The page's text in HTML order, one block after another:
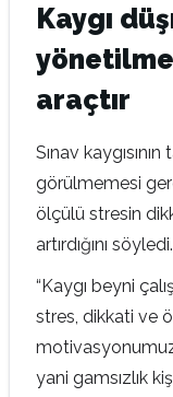
Kaygı
araçtır
Sınav
görülmemesi
ölçülü stresin
artırdığını söyledi.
“Kaygı beyni
stres, dikkati ve
yani gamsızlık